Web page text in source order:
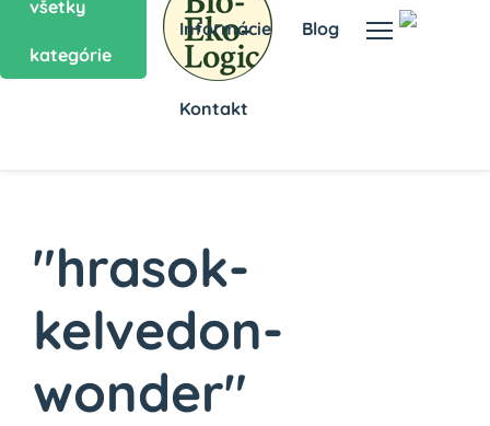
všetky
kategórie
Informácie Blog
Kontakt
"hrasok-
kelvedon-
wonder"